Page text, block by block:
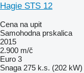
Hagie STS 12
Cena na upit
Samohodna prskalica
2015
2.900 m/č
Euro 3
Snaga 275 k.s. (202 kW)